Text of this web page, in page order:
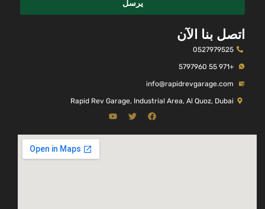
يرسل
اتصل بنا الآن
0527979525
+971 55 5797960
info@rapidrevgarage.com
Rapid Rev Garage, Industrial Area, Al Quoz, Dubai